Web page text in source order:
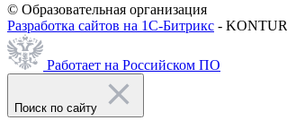
© Образовательная организация
Разработка сайтов на 1С-Битрикс - KONTUR
Работает на Российском ПО
Поиск по сайту